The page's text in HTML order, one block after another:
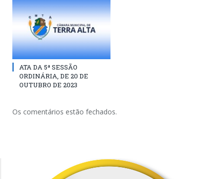
ATA DA 5ª SESSÃO
ORDINÁRIA, DE 20 DE
OUTUBRO DE 2023
Os comentários estão fechados.